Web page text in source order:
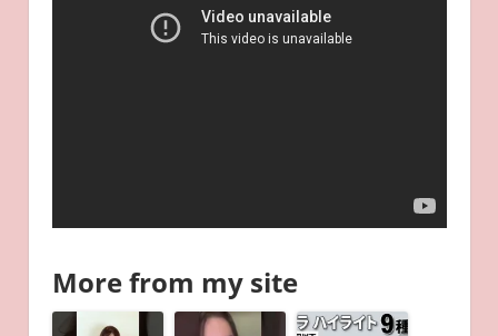
More from my site